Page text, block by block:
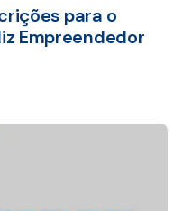
para o
Empreendedor